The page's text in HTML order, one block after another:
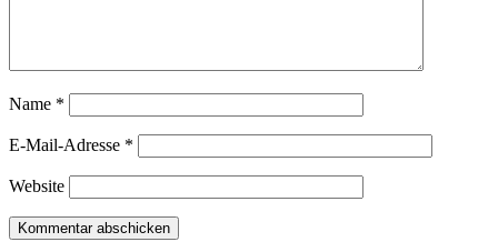
Name *
E-Mail-Adresse *
Website